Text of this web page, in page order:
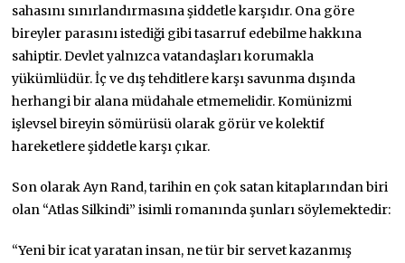
sahasını sınırlandırmasına şiddetle karşıdır. Ona göre
bireyler parasını istediği gibi tasarruf edebilme hakkına
sahiptir. Devlet yalnızca vatandaşları korumakla
yükümlüdür. İç ve dış tehditlere karşı savunma dışında
herhangi bir alana müdahale etmemelidir. Komünizmi
işlevsel bireyin sömürüsü olarak görür ve kolektif
hareketlere şiddetle karşı çıkar.
Son olarak Ayn Rand, tarihin en çok satan kitaplarından biri
olan “Atlas Silkindi” isimli romanında şunları söylemektedir:
“Yeni bir icat yaratan insan, ne tür bir servet kazanmış